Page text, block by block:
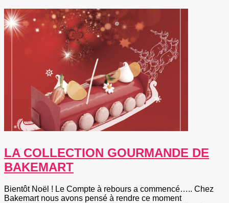
LA COLLECTION GOURMANDE DE
BAKEMART
Bientôt Noël ! Le Compte à rebours a commencé….. Chez
Bakemart nous avons pensé à rendre ce moment